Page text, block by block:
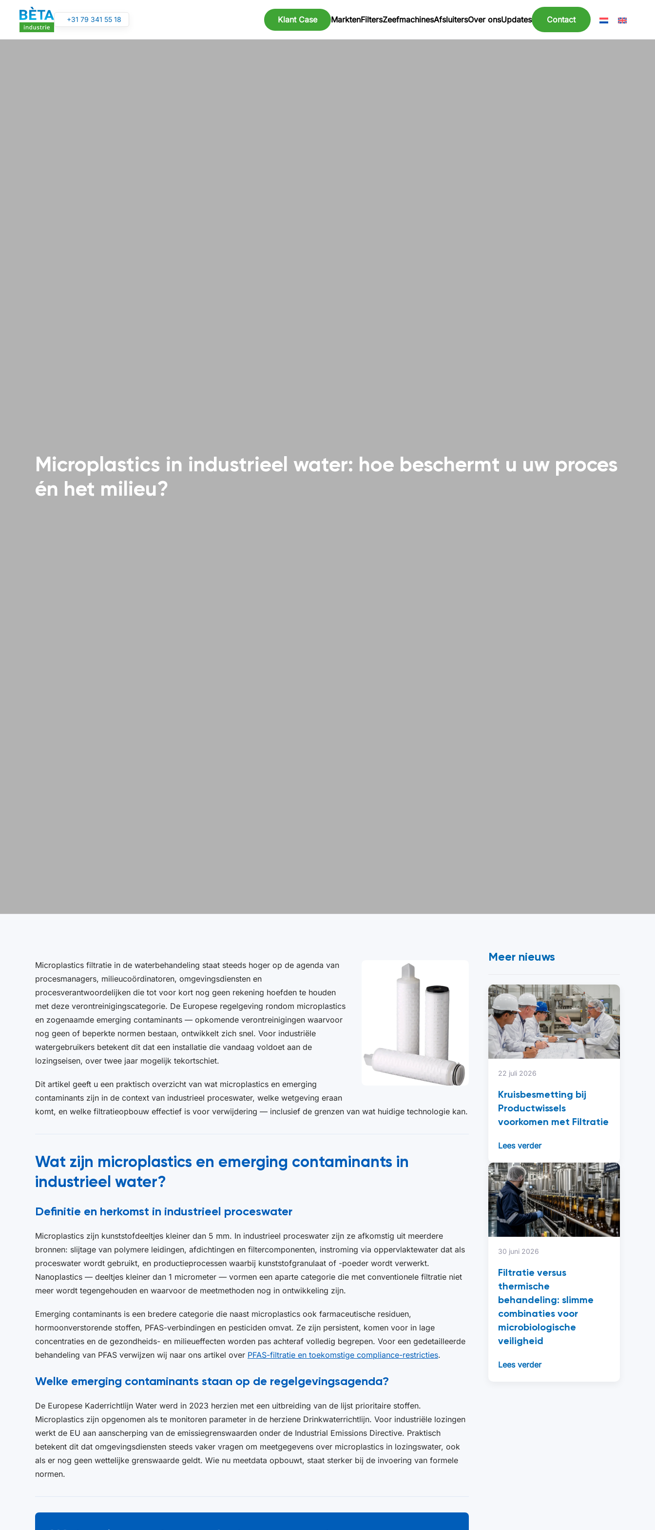
Overslaan en naar de inhoud gaan
+31 79 341 55 18 Klant Case MarktenFiltersZeefmachinesAfsluitersOver onsUpdates Contact
Microplastics in industrieel water: hoe beschermt u uw proces
én het milieu?
Microplastics filtratie in de waterbehandeling staat steeds hoger op de agenda van
procesmanagers, milieucoördinatoren, omgevingsdiensten en
procesverantwoordelijken die tot voor kort nog geen rekening hoefden te houden
met deze verontreinigingscategorie. De Europese regelgeving rondom microplastics
en zogenaamde emerging contaminants — opkomende verontreinigingen waarvoor
nog geen of beperkte normen bestaan, ontwikkelt zich snel. Voor industriële
watergebruikers betekent dit dat een installatie die vandaag voldoet aan de
lozingseisen, over twee jaar mogelijk tekortschiet.
Dit artikel geeft u een praktisch overzicht van wat microplastics en emerging
contaminants zijn in de context van industrieel proceswater, welke wetgeving eraan
komt, en welke filtratieopbouw effectief is voor verwijdering — inclusief de grenzen van wat huidige technologie kan.
Wat zijn microplastics en emerging contaminants in
industrieel water?
Definitie en herkomst in industrieel proceswater
Microplastics zijn kunststofdeeltjes kleiner dan 5 mm. In industrieel proceswater zijn ze afkomstig uit meerdere
bronnen: slijtage van polymere leidingen, afdichtingen en filtercomponenten, instroming via oppervlaktewater dat als
proceswater wordt gebruikt, en productieprocessen waarbij kunststofgranulaat of -poeder wordt verwerkt.
Nanoplastics — deeltjes kleiner dan 1 micrometer — vormen een aparte categorie die met conventionele filtratie niet
meer wordt tegengehouden en waarvoor de meetmethoden nog in ontwikkeling zijn.
Emerging contaminants is een bredere categorie die naast microplastics ook farmaceutische residuen,
hormoonverstorende stoffen, PFAS-verbindingen en pesticiden omvat. Ze zijn persistent, komen voor in lage
concentraties en de gezondheids- en milieueffecten worden pas achteraf volledig begrepen. Voor een gedetailleerde
behandeling van PFAS verwijzen wij naar ons artikel over PFAS-filtratie en toekomstige compliance-restricties.
Welke emerging contaminants staan op de regelgevingsagenda?
De Europese Kaderrichtlijn Water werd in 2023 herzien met een uitbreiding van de lijst prioritaire stoffen.
Microplastics zijn opgenomen als te monitoren parameter in de herziene Drinkwaterrichtlijn. Voor industriële lozingen
werkt de EU aan aanscherping van de emissiegrenswaarden onder de Industrial Emissions Directive. Praktisch
betekent dit dat omgevingsdiensten steeds vaker vragen om meetgegevens over microplastics in lozingswater, ook
als er nog geen wettelijke grenswaarde geldt. Wie nu meetdata opbouwt, staat sterker bij de invoering van formele
normen.
Meer nieuws
22 juli 2026
Kruisbesmetting bij
Productwissels
voorkomen met Filtratie
Lees verder
30 juni 2026
Filtratie versus
thermische
behandeling: slimme
combinaties voor
microbiologische
veiligheid
Lees verder